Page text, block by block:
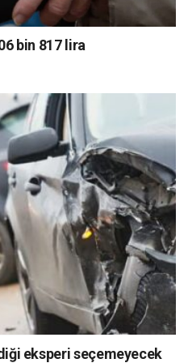
bin 817 lira
eksperi seçemeyecek